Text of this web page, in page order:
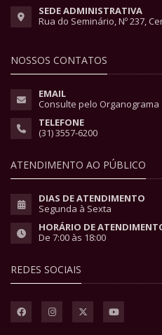
SEDE ADMINISTRATIVA
Rua do Seminário, Nº 237,
NOSSOS CONTATOS
EMAIL
Consulte pelo Organograma
TELEFONE
(31) 3557-6200
ATENDIMENTO AO PÚBLICO
DIAS DE ATENDIMENTO
Segunda à Sexta
HORÁRIO DE
De 7:00 às 18:00
REDES SOCIAIS